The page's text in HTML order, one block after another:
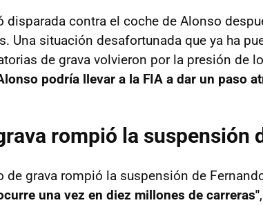
disparada contra el coche de Alonso
Una situación desafortunada que ya ha
de grava volvieron por la presión de
podría llevar a la FIA a dar un paso
rompió la suspensión
de grava rompió la suspensión de
una vez en diez millones de carreras"